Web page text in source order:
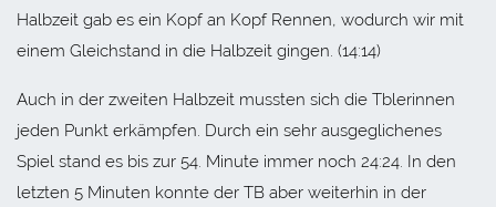
Halbzeit gab es ein Kopf an Kopf Rennen, wodurch wir mit
einem Gleichstand in die Halbzeit gingen. (14:14)
Auch in der zweiten Halbzeit mussten sich die Tblerinnen
jeden Punkt erkämpfen. Durch ein sehr ausgeglichenes
Spiel stand es bis zur 54. Minute immer noch 24:24. In den
letzten 5 Minuten konnte der TB aber weiterhin in der